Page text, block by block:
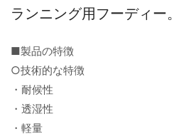
ランニング用フーディー。
■製品の特徴
○技術的な特徴
・耐候性
・透湿性
・軽量